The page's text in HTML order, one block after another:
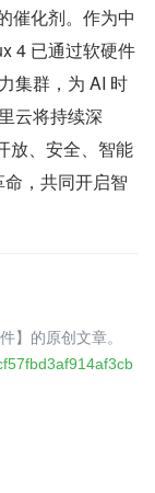
催化剂。作为中
4 已通过软硬件
集群，为 AI 时
云将持续深
放、安全、智能
，共同开启智
】的原创文章。